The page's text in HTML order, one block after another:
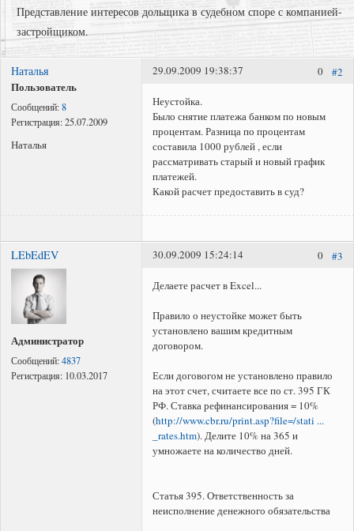
Представление интересов дольщика в судебном споре с компанией-
застройщиком.
Представление интересов в судах общей юрисдикции;
Регистрация права собственности в судебном порядке;
Наталья
Пользователь
Сообщений:8
Регистрация:25.07.2009
Наталья
#2
0
29.09.2009 19:38:37
Неустойка.
Было снятие платежа банком по новым
процентам. Разница по процентам
составила 1000 рублей , если
рассматривать старый и новый график
платежей.
Какой расчет предоставить в суд?
LEbEdEV
Администратор
Сообщений:4837
Регистрация: 10.03.2017
#3
0
30.09.2009 15:24:14
Делаете расчет в Excel...
Правило о неустойке может быть
установлено вашим кредитным
договором.
Если договогом не установлено правило
на этот счет, считаете все по ст. 395 ГК
РФ. Ставка рефинансирования = 10%
(http://www.cbr.ru/print.asp?file=/stati ...
_rates.htm). Делите 10% на 365 и
умножаете на количество дней.
Статья 395. Ответственность за
неисполнение денежного обязательства